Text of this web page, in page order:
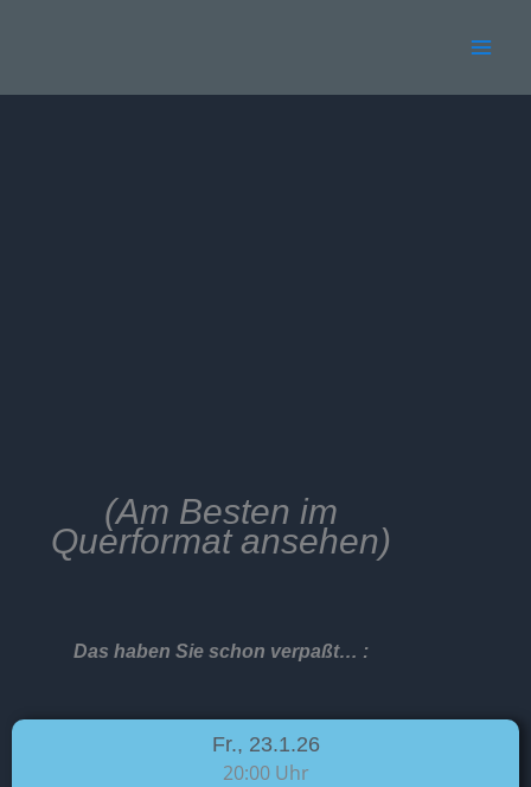
(Am Besten im
Querformat ansehen)
Das haben Sie schon verpaßt… :
Fr., 23.1.26
20:00 Uhr